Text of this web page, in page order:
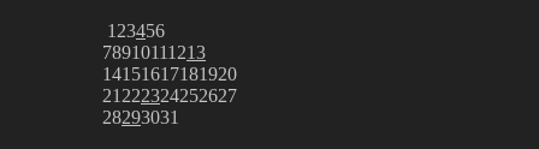
1 23456
78910111213
14151617181920
21 222324252627
28293031